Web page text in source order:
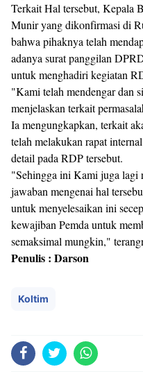
Terkait Hal tersebut, Kepala
Munir yang dikonfirmasi di
bahwa pihaknya telah
adanya surat panggilan
untuk menghadiri kegiatan
"Kami telah mendengar dan
menjelaskan terkait
Ia mengungkapkan, terkait
telah melakukan rapat
detail pada RDP tersebut.
"Sehingga ini Kami juga lagi
jawaban mengenai hal
untuk menyelesaikan ini
kewajiban Pemda untuk
semaksimal mungkin,"
Penulis : Darson
Koltim